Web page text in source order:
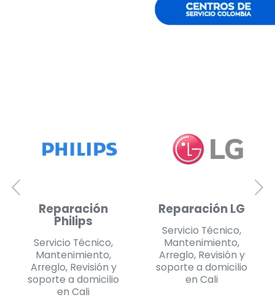
Reparación
Daewoo
Servicio Técnico,
Mantenimiento,
Arreglo, Revisión y
soporte a domicilio
en Pereira
Reparación
Servicio Técnico,
Mantenimiento,
Arreglo, Revisión y
soporte a domicilio